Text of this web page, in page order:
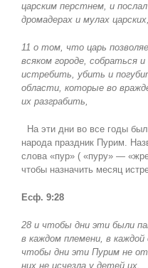
царским перстнем, и
дромадерах и мулах царских,
11 о том, что царь
всяком городе, собраться
истребить, убить и
области, которые во
их разграбить,
На эти дни во все годы
народа праздник Пурим.
слова «пур» ( «пуру» —
чтобы назначить месяц
Есф. 9:28
28 и чтобы дни эти были
в каждом племени, в
чтобы дни эти Пурим не
них не исчезла у детей их.